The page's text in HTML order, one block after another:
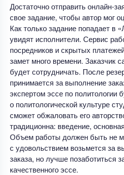
Достаточно отправить онлайн-
свое задание, чтобы автор мог
Как только задание попадает в
увидят исполнители. Сервис
посредников и скрытых
замет много времени. Заказчик
будет сотрудничать. После
принимается за выполнение
экспертом эссе по политологии
о политологической культуре
сможет обжаловать его
традиционна: введение,
Объем работы должен быть не
с удовольствием возьмется за
заказа, но лучше позаботиться
качественного эссе.